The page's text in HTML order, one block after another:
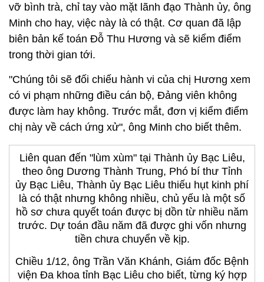
vỡ bình trà, chỉ tay vào mặt lãnh đạo Thành ủy, ông
Minh cho hay, việc này là có thật. Cơ quan đã lập
biên bản kế toán Đỗ Thu Hương và sẽ kiểm điểm
trong thời gian tới.
"Chúng tôi sẽ đối chiếu hành vi của chị Hương xem
có vi phạm những điều cán bộ, Đảng viên không
được làm hay không. Trước mắt, đơn vị kiểm điểm
chị này về cách ứng xử", ông Minh cho biết thêm.
Liên quan đến "lùm xùm" tại Thành ủy Bạc Liêu,
theo ông Dương Thành Trung, Phó bí thư Tỉnh
ủy Bạc Liêu, Thành ủy Bạc Liêu thiếu hụt kinh phí
là có thật nhưng không nhiều, chủ yếu là một số
hồ sơ chưa quyết toán được bị dồn từ nhiều năm
trước. Dự toán đầu năm đã được ghi vốn nhưng
tiền chưa chuyển về kịp.
Chiều 1/12, ông Trần Văn Khánh, Giám đốc Bệnh
viện Đa khoa tỉnh Bạc Liêu cho biết, từng ký hợp